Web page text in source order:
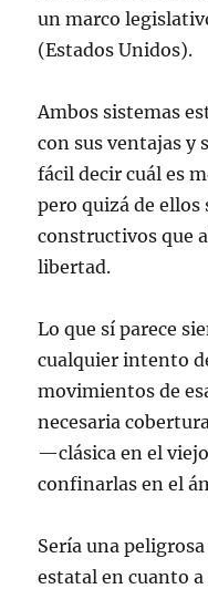
un marco
(Estados Unidos).
Ambos sistemas
con sus ventajas y
fácil decir cuál es
pero quizá de ellos
constructivos que
libertad.
Lo que sí parece
cualquier intento
movimientos de
necesaria
—clásica en el
confinarlas en el
Sería una
estatal en cuanto